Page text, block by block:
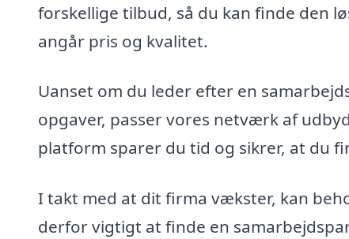
forskellige tilbud, så du kan finde den
angår pris og kvalitet.
Uanset om du leder efter en
opgaver, passer vores netværk af
platform sparer du tid og sikrer, at du
I takt med at dit firma vækster, kan
derfor vigtigt at finde en